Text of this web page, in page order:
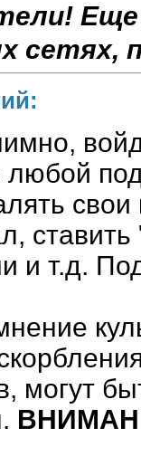
сетях,
любой
ставить
и т.д.
могут